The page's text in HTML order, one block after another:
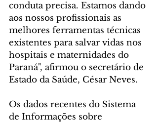
conduta precisa. Estamos dando
aos nossos profissionais as
melhores ferramentas técnicas
existentes para salvar vidas nos
hospitais e maternidades do
Paraná", afirmou o secretário de
Estado da Saúde, César Neves.
Os dados recentes do Sistema
de Informações sobre